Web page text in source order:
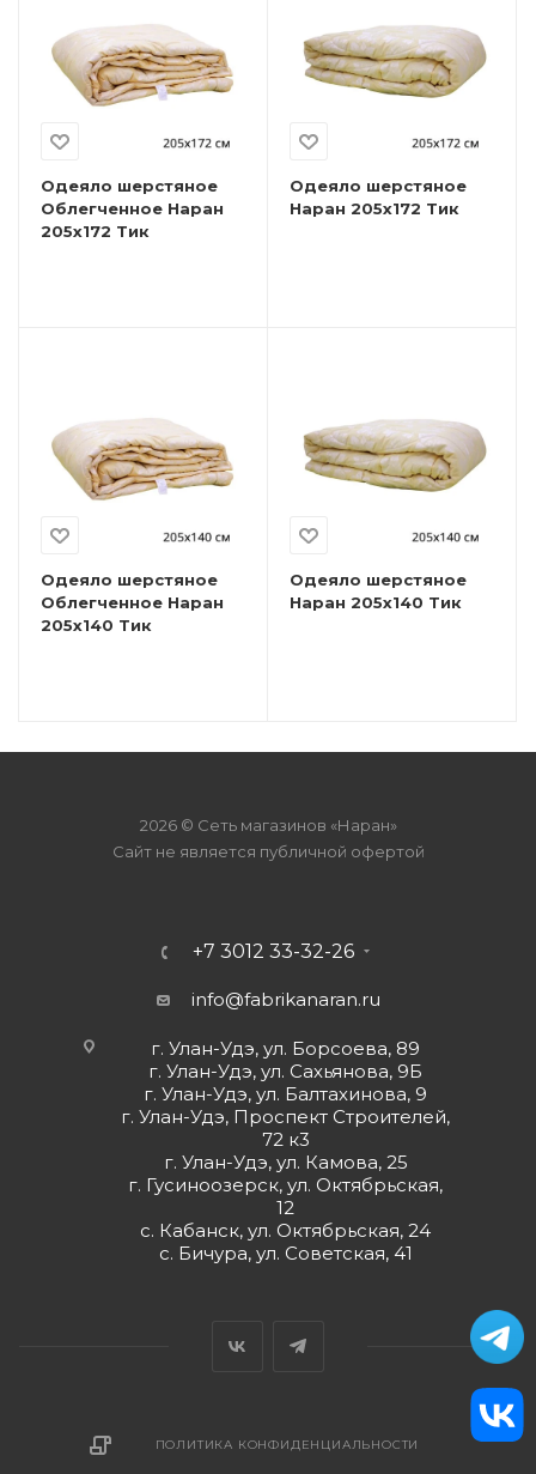
Одеяло шерстяное
Облегченное Наран
205х172 Тик
Одеяло шерстяное
Наран 205х172 Тик
Одеяло шерстяное
Облегченное Наран
205х140 Тик
Одеяло шерстяное
Наран 205х140 Тик
2026 © Сеть магазинов «Наран»
Сайт не является публичной офертой
+7 3012 33-32-26
info@fabrikanaran.ru
г. Улан-Удэ, ул. Борсоева, 89
г. Улан-Удэ, ул. Сахьянова, 9Б
г. Улан-Удэ, ул. Балтахинова, 9
г. Улан-Удэ, Проспект Строителей,
72 к3
г. Улан-Удэ, ул. Камова, 25
г. Гусиноозерск, ул. Октябрьская,
12
с. Кабанск, ул. Октябрьская, 24
с. Бичура, ул. Советская, 41
ПОЛИТИКА КОНФИДЕНЦИАЛЬНОСТИ